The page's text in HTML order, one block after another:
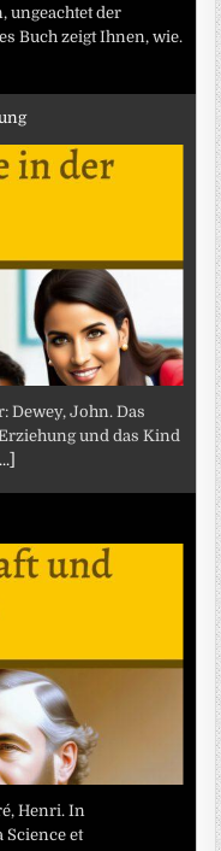
ungeachtet der
Buch zeigt Ihnen, wie.
Dewey, John. Das
und das Kind
[...]
Henri. In
Science et